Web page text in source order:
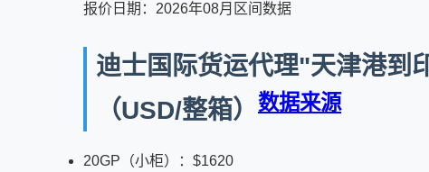
报价日期：2026年08月区间数据
迪士国际货运代理"天津港
（USD/整箱） 数据来源
20GP（小柜）：$1620